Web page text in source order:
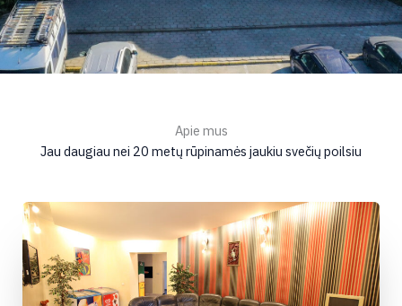
Apie mus
Jau daugiau nei 20 metų rūpinamės jaukiu svečių poilsiu